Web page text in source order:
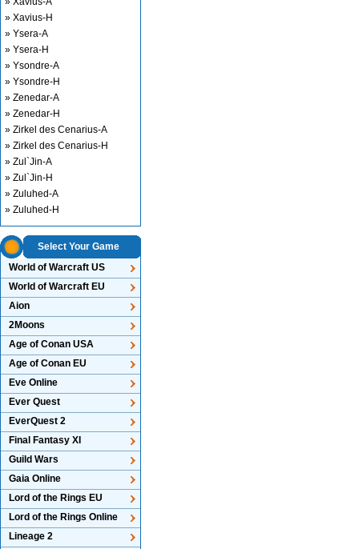
» Xavius-H
» Ysera-A
» Ysera-H
» Ysondre-A
» Ysondre-H
» Zenedar-A
» Zenedar-H
» Zirkel des Cenarius-A
» Zirkel des Cenarius-H
» Zul`Jin-A
» Zul`Jin-H
» Zuluhed-A
» Zuluhed-H
Select Your Game
World of Warcraft US
World of Warcraft EU
Aion
2Moons
Age of Conan USA
Age of Conan EU
Eve Online
Ever Quest
EverQuest 2
Final Fantasy XI
Guild Wars
Gaia Online
Lord of the Rings EU
Lord of the Rings Online
Lineage 2